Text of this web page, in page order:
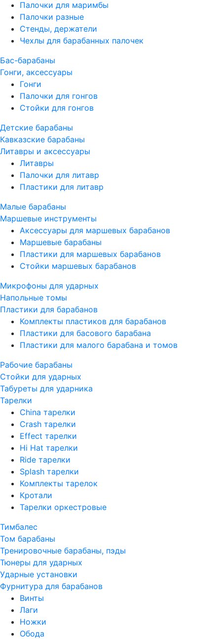
Палочки для маримбы
Палочки разные
Стенды, держатели
Чехлы для барабанных палочек
Бас-барабаны
Гонги, аксессуары
Гонги
Палочки для гонгов
Стойки для гонгов
Детские барабаны
Кавказские барабаны
Литавры и аксессуары
Литавры
Палочки для литавр
Пластики для литавр
Малые барабаны
Маршевые инструменты
Аксессуары для маршевых барабанов
Маршевые барабаны
Пластики для маршевых барабанов
Стойки маршевых барабанов
Микрофоны для ударных
Напольные томы
Пластики для барабанов
Комплекты пластиков для барабанов
Пластики для басового барабана
Пластики для малого барабана и томов
Рабочие барабаны
Стойки для ударных
Табуреты для ударника
Тарелки
China тарелки
Crash тарелки
Effect тарелки
Hi Hat тарелки
Ride тарелки
Splash тарелки
Комплекты тарелок
Кротали
Тарелки оркестровые
Тимбалес
Том барабаны
Тренировочные барабаны, пэды
Тюнеры для ударных
Ударные установки
Фурнитура для барабанов
Винты
Лаги
Ножки
Обода